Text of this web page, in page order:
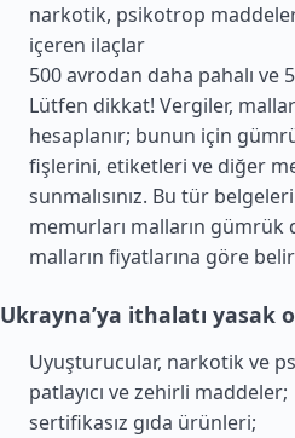
narkotik, psikotrop
içeren ilaçlar
500 avrodan daha pahalı ve
Lütfen dikkat! Vergiler,
hesaplanır; bunun için
fişlerini, etiketleri ve diğer
sunmalısınız. Bu tür
memurları malların gümrük
malların fiyatlarına göre
Ukrayna’ya ithalatı yasak
Uyuşturucular, narkotik ve
patlayıcı ve zehirli maddeler;
sertifikasız gıda ürünleri;